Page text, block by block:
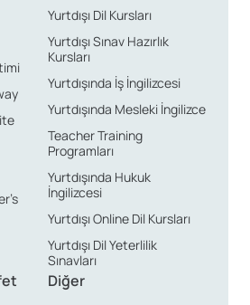
öğreniminizi
Bu ülke, hem eğitici hem de
sizlere unutulmaz anılar
yapı açısından oldukça
eğitim ve yaşam masrafları
bir bütçeyle kaliteli bir
ücretleri İngiltere ve Amerika
Yurtdışı Dil Kursları
Yurtdışı Sınav Hazırlık
Kursları
Yurtdışında İş İngilizcesi
Yurtdışında Mesleki İngilizce
Teacher Training
Programları
Yurtdışında Hukuk
İngilizcesi
Yurtdışı Online Dil Kursları
Yurtdışı Dil Yeterlilik
Sınavları
Diğer